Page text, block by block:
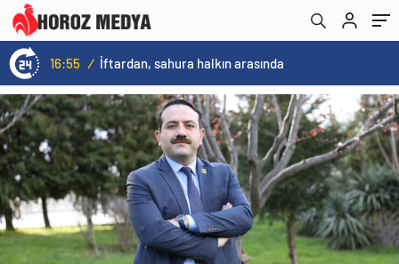
16:55 / İftardan, sahura halkın arasında